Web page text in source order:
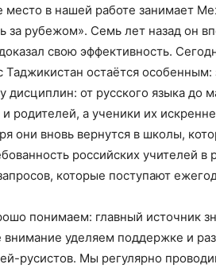
место в нашей работе занимает
за рубежом». Семь лет назад он
свою эффективность.
Таджикистан остаётся
дисциплин: от русского языка до
и родителей, а ученики их
они вновь вернутся в школы,
российских учителей
которые поступают
понимаем: главный источник
внимание уделяем поддержке и
русистов. Мы регулярно